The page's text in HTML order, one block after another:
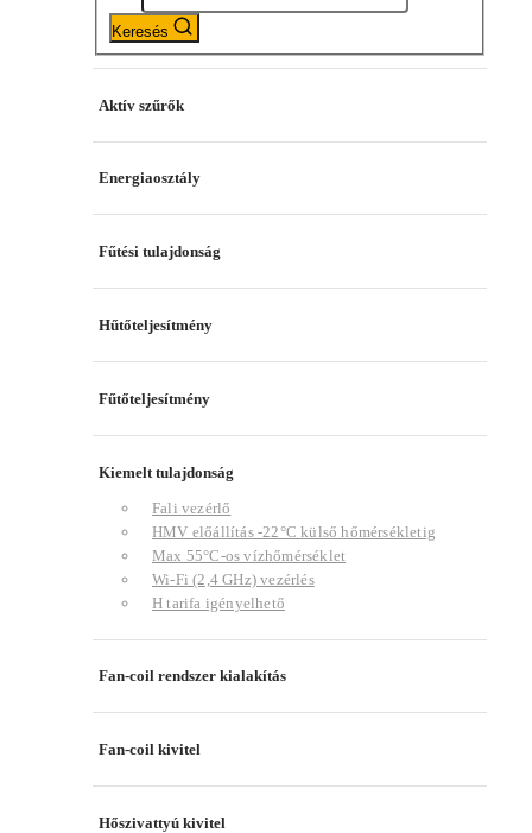
Keresés
Aktív szűrők
Energiaosztály
Fűtési tulajdonság
Hűtőteljesítmény
Fűtőteljesítmény
Kiemelt tulajdonság
Fali vezérlő
HMV előállítás -22°C külső hőmérsékletig
Max 55°C-os vízhőmérséklet
Wi-Fi (2,4 GHz) vezérlés
H tarifa igényelhető
Fan-coil rendszer kialakítás
Fan-coil kivitel
Hőszivattyú kivitel